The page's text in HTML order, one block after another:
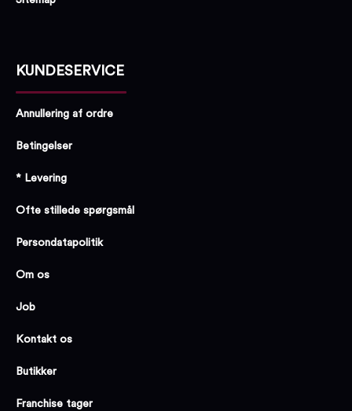
KUNDESERVICE
Annullering af ordre
Betingelser
* Levering
Ofte stillede spørgsmål
Persondatapolitik
Om os
Job
Kontakt os
Butikker
Franchise tager